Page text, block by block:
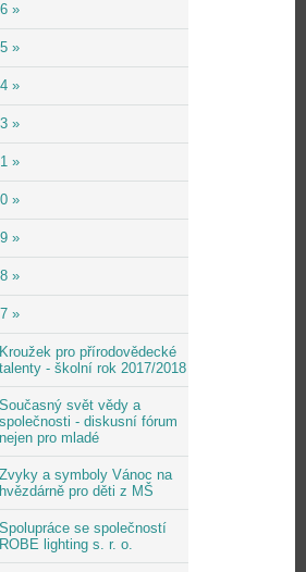
»
»
»
»
»
»
»
»
»
Kroužek pro přírodovědecké
talenty - školní rok 2017/2018
Současný svět vědy a
společnosti - diskusní fórum
nejen pro mladé
Zvyky a symboly Vánoc na
hvězdárně pro děti z MŠ
Spolupráce se společností
ROBE lighting s. r. o.